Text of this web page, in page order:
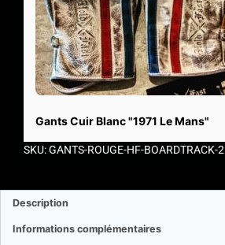
Gants Cuir Blanc "1971 Le Mans"
SKU: GANTS-ROUGE-HF-BOARDTRACK-2
Description
Informations complémentaires